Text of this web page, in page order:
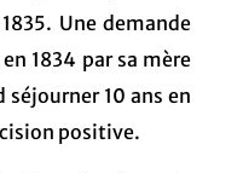
Une demande
1834 par sa mère
10 ans en
positive.